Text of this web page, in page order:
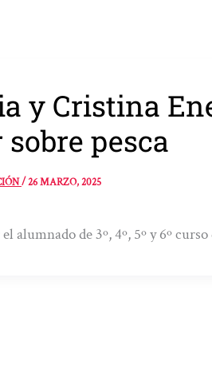
y Cristina
pesca
/26 MARZO, 2025
alumnado de 3º, 4º, 5º y 6º